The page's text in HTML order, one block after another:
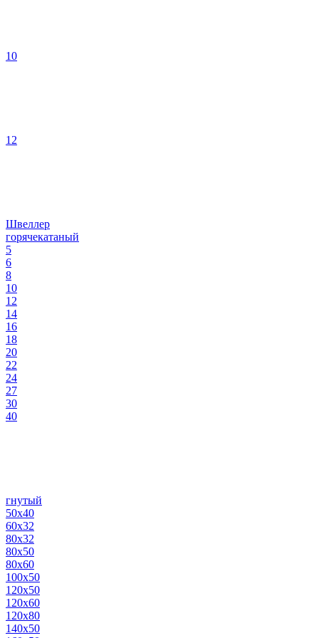
10
12
Швеллер
горячекатаный
5
6
8
10
12
14
16
18
20
22
24
27
30
40
гнутый
50х40
60х32
80х32
80х50
80х60
100х50
120х50
120х60
120х80
140х50